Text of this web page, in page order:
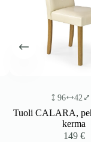
96 42 58
Tuoli CALARA,
kerma
149€